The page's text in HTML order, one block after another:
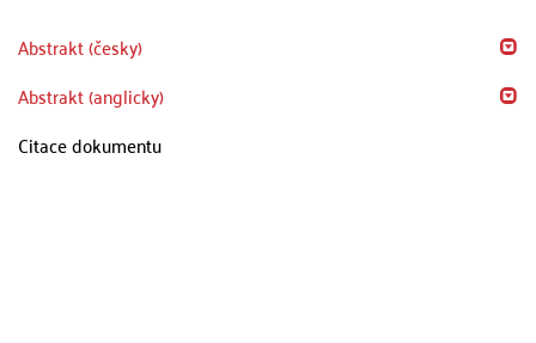
Abstrakt (česky)
Abstrakt (anglicky)
Citace dokumentu